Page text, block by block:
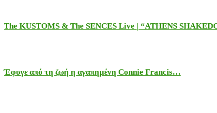
The KUSTOMS & The SENCES Live | “ATHENS
Έφυγε από τη ζωή η αγαπημένη Connie Francis…